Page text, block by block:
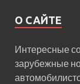
О САЙТЕ
Интересные
зарубежные